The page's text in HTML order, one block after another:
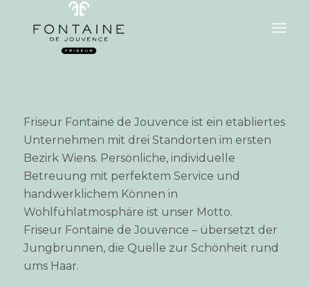
Friseur Fontaine de Jouvence ist ein etabliertes
Unternehmen mit drei Standorten im ersten
Bezirk Wiens. Persönliche, individuelle
Betreuung mit perfektem Service und
handwerklichem Können in
Wohlfühlatmosphäre ist unser Motto.
Friseur Fontaine de Jouvence – übersetzt der
Jungbrunnen, die Quelle zur Schönheit rund
ums Haar.